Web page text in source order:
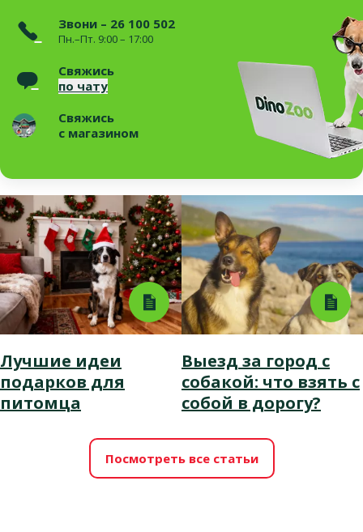
Звони – 26 100 502
Пн.–Пт. 9:00 – 17:00
Свяжись
по чату
Свяжись
с магазином
Лучшие идеи
подарков для
питомца
Выезд за город с
собакой: что взять с
собой в дорогу?
Посмотреть все статьи